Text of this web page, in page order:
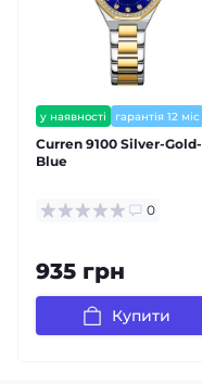
у наявності
гарантія 12 міс
залишилось мало
Curren 9100 Silver-Gold-
Blue
0
935 грн
Купити